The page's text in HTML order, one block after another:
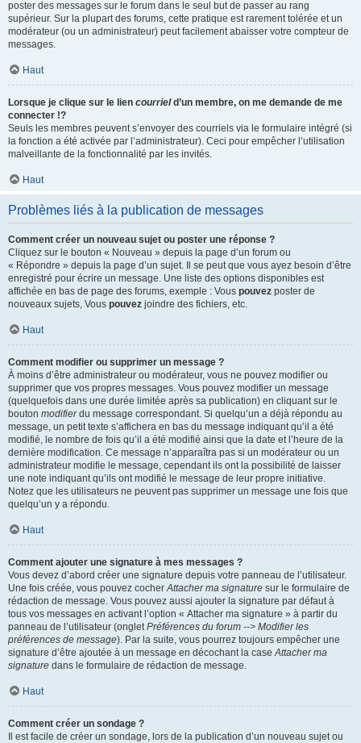
poster des messages sur le forum dans le seul but de passer au rang
supérieur. Sur la plupart des forums, cette pratique est rarement tolérée et un
modérateur (ou un administrateur) peut facilement abaisser votre compteur de
messages.
Haut
Lorsque je clique sur le lien courrield’un membre, on me demande de me
connecter !?
Seuls les membres peuvent s’envoyer des courriels via le formulaire intégré (si
la fonction a été activée par l’administrateur). Ceci pour empêcher l’utilisation
malveillante de la fonctionnalité par les invités.
Haut
Problèmes liés à la publication de messages
Comment créer un nouveau sujet ou poster une réponse ?
Cliquez sur le bouton « Nouveau » depuis la page d’un forum ou
« Répondre » depuis la page d’un sujet. Il se peut que vous ayez besoin d’être
enregistré pour écrire un message. Une liste des options disponibles est
affichée en bas de page des forums, exemple : Vous pouvez poster de
nouveaux sujets, Vous pouvez joindre des fichiers, etc.
Haut
Comment modifier ou supprimer un message ?
À moins d’être administrateur ou modérateur, vous ne pouvez modifier ou
supprimer que vos propres messages. Vous pouvez modifier un message
(quelquefois dans une durée limitée après sa publication) en cliquant sur le
bouton modifierdu message correspondant. Si quelqu’un a déjà répondu au
message, un petit texte s’affichera en bas du message indiquant qu’il a été
modifié, le nombre de fois qu’il a été modifié ainsi que la date et l’heure de la
dernière modification. Ce message n’apparaîtra pas si un modérateur ou un
administrateur modifie le message, cependant ils ont la possibilité de laisser
une note indiquant qu’ils ont modifié le message de leur propre initiative.
Notez que les utilisateurs ne peuvent pas supprimer un message une fois que
quelqu’un y a répondu.
Haut
Comment ajouter une signature à mes messages ?
Vous devez d’abord créer une signature depuis votre panneau de l’utilisateur.
Une fois créée, vous pouvez cocherAttacher ma signature sur le formulaire de
rédaction de message. Vous pouvez aussi ajouter la signature par défaut à
tous vos messages en activant l’option « Attacher ma signature » à partir du
panneau de l’utilisateur (ongletPréférences du forum --> Modifier les
préférences de message). Par la suite, vous pourrez toujours empêcher une
signature d’être ajoutée à un message en décochant la caseAttacher ma
signature dans le formulaire de rédaction de message.
Haut
Comment créer un sondage ?
Il est facile de créer un sondage, lors de la publication d’un nouveau sujet ou